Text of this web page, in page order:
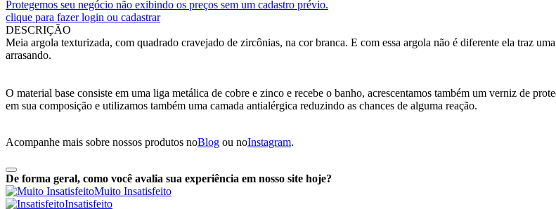
Protegemos seu negócio não exibindo os preços sem um cadastro prévio.
clique para fazer login ou cadastrar
DESCRIÇÃO
Meia argola texturizada, com quadrado cravejado de zircônias, na cor branca. E com essa argola não é diferente ela traz
arrasando.
O material base consiste em uma liga metálica de cobre e zinco e recebe o banho, acrescentamos também um verniz de
em sua composição e utilizamos também uma camada antialérgica reduzindo as chances de alguma reação.
Acompanhe mais sobre nossos produtos noBlog ou noInstagram.
De forma geral, como você avalia sua experiência em nosso site hoje?
Muito Insatisfeito
Insatisfeito